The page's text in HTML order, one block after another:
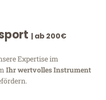
| ab 200€
Expertise im
Ihr wertvolles Instrument